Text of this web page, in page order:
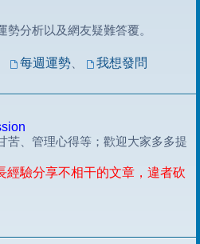
勢分析以及網友疑難答覆。
每週運勢、
我想發問
苦、管理心得等；歡迎大家多多提
經驗分享不相干的文章，違者砍